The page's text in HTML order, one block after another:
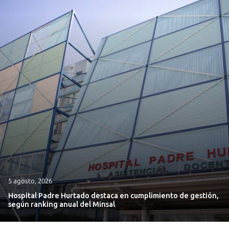
5 agosto, 2026
Hospital Padre Hurtado destaca en cumplimiento de gestión,
según ranking anual del Minsal